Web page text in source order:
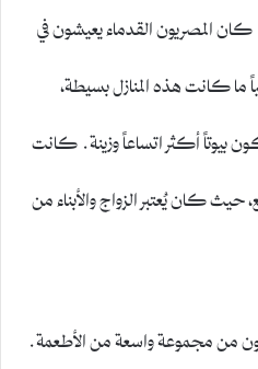
كان المصريون القدماء يعيشون في
ما كانت هذه المنازل بسيطة،
بيوتاً أكثر اتساعاً وزينة. كانت
حيث كان يُعتبر الزواج والأبناء من
من مجموعة واسعة من الأطعمة.